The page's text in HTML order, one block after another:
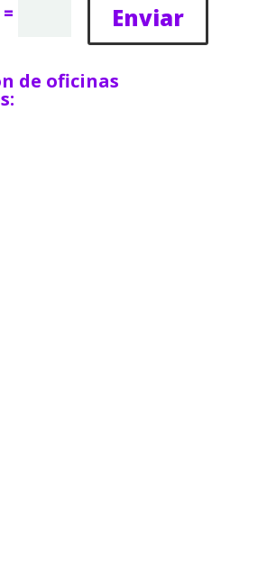
= Enviar
de oficinas